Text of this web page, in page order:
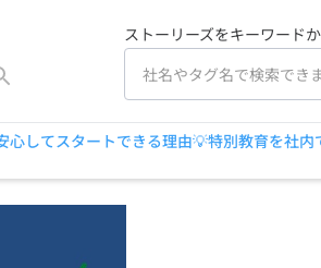
ストーリーズをキーワード
心してスタートできる理由💡特別教育を社内